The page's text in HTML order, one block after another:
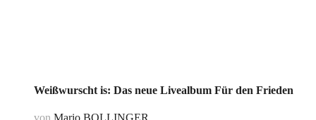
Weißwurscht is: Das neue Livealbum Für den Frieden